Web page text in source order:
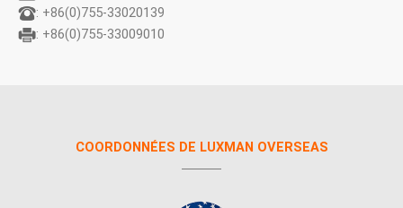
: +86(0)755-33020139
: +86(0)755-33009010
COORDONNÉES DE LUXMAN OVERSEAS